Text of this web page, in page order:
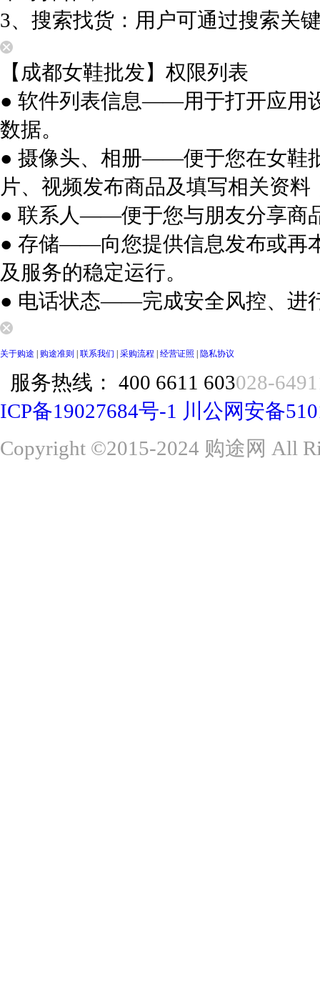
3、搜索找货：用户可通过搜索关
【成都女鞋批发】权限列表
● 软件列表信息——用于打开应用
数据。
● 摄像头、相册——便于您在女鞋
片、视频发布商品及填写相关资
● 联系人——便于您与朋友分享商
● 存储——向您提供信息发布或再
及服务的稳定运行。
● 电话状态——完成安全风控、进
关于购途 购途准则 联系我们 采购流程 经营证照 隐私协议
服务热线： 400 6611 603028-
ICP备19027684号-1 川公网安备
Copyright ©2015-2024 购途网 All